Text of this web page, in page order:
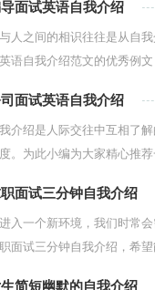
面试英语自我介绍
人之间的相识往往是从自
语自我介绍范文的优秀例
面试英语自我介绍
介绍是人际交往中互相了
。为此小编为大家精心推
面试三分钟自我介绍
入一个新环境，我们时常
面试三分钟自我介绍，希
简短幽默的自我介绍